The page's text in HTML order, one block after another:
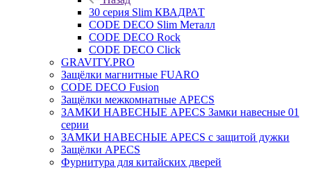
30 серия Slim КВАДРАТ
CODE DECO Slim Металл
CODE DECO Rock
CODE DECO Click
GRAVITY.PRO
Защёлки магнитные FUARO
CODE DECO Fusion
Защёлки межкомнатные APECS
ЗАМКИ НАВЕСНЫЕ APECS Замки навесные 01
серии
ЗАМКИ НАВЕСНЫЕ APECS с защитой дужки
Защёлки APECS
Фурнитура для китайских дверей